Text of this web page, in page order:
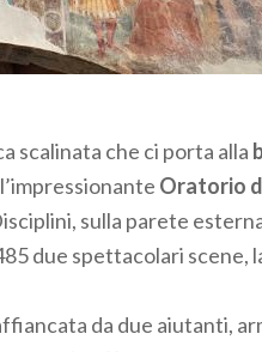
scalinata che ci porta alla
Oratorio
sulla parete
due spettacolari scene,
da due aiutanti,